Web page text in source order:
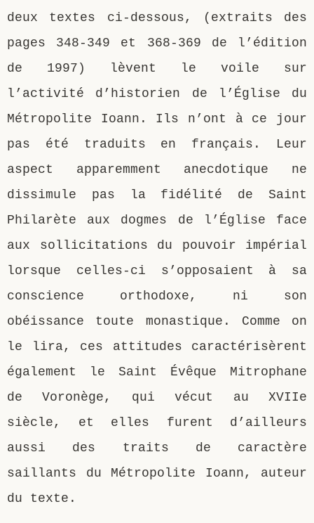
deux textes ci-dessous, (extraits des
pages 348-349 et 368-369 de l’édition
de 1997) lèvent le voile sur
l’activité d’historien de l’Église du
Métropolite Ioann. Ils n’ont à ce jour
pas été traduits en français. Leur
aspect apparemment anecdotique ne
dissimule pas la fidélité de Saint
Philarète aux dogmes de l’Église face
aux sollicitations du pouvoir impérial
lorsque celles-ci s’opposaient à sa
conscience orthodoxe, ni son
obéissance toute monastique. Comme on
le lira, ces attitudes caractérisèrent
également le Saint Évêque Mitrophane
de Voronège, qui vécut au XVIIe
siècle, et elles furent d’ailleurs
aussi des traits de caractère
saillants du Métropolite Ioann, auteur
du texte.